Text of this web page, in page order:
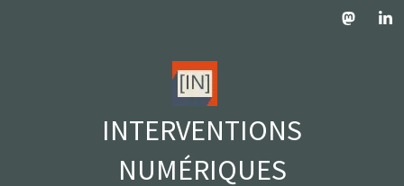
INTERVENTIONS
NUMÉRIQUES